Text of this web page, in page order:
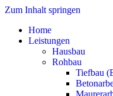
Zum Inhalt springen
Home
Leistungen
Hausbau
Rohbau
Tiefbau